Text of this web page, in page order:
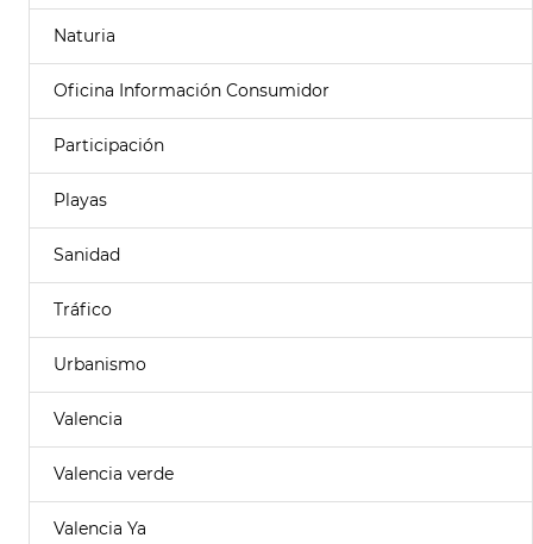
Naturia
Oficina Información Consumidor
Participación
Playas
Sanidad
Tráfico
Urbanismo
Valencia
Valencia verde
Valencia Ya